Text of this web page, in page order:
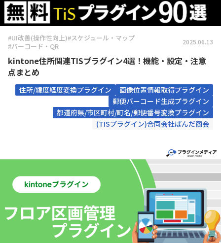
#UI改善(操作性向上)#スケジュール・マップ
#バーコード・QR
2025.06.13
kintone住所関連TISプラグイン4選！機能・設定・注意
点まとめ
住所/緯度経度変換プラグイン
画像位置情報取得プラグイン
郵便バーコード生成プラグイン
都道府県/市区町村/町名/郵便番号変換プラグイン
(TISプラグイン)合同会社ぱんだ商会